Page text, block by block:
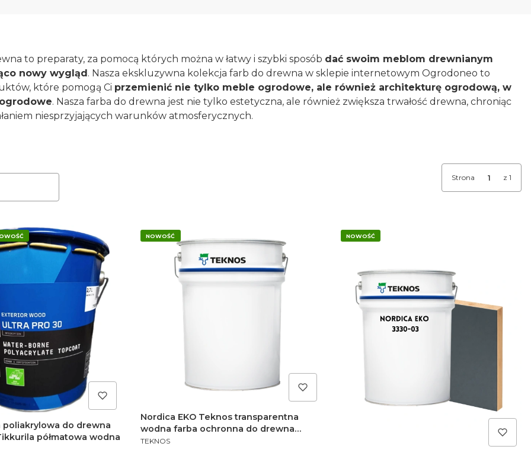
to preparaty, za pomocą których można w łatwy i szybki sposób dać swoim meblom drewnianym
nowy wygląd . Nasza ekskluzywna kolekcja farb do drewna w sklepie internetowym Ogrodoneo to
które pomogą Ci przemienić nie tylko meble ogrodowe, ale również architekturę ogrodową, w
. Nasza farba do drewna jest nie tylko estetyczna, ale również zwiększa trwałość drewna, chroniąc
niesprzyjających warunków atmosferycznych.
Strona z 1
poliakrylowa do drewna
półmatowa wodna
NOWOŚĆ
Nordica EKO Teknos transparentna
wodna farba ochronna do drewna
półmatowe wykończenie 3330-12
PRODUCENT
TEKNOS
NOWOŚĆ